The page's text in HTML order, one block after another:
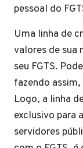
pessoal do
Uma linha de
valores de sua
seu FGTS.
fazendo assim,
Logo, a linha
exclusivo para
servidores